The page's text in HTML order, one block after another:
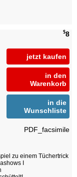
$8
jetzt kaufen
in den
Warenkorb
in die
Wunschliste
PDF_facsimile
zu einem Tüchertrick
I